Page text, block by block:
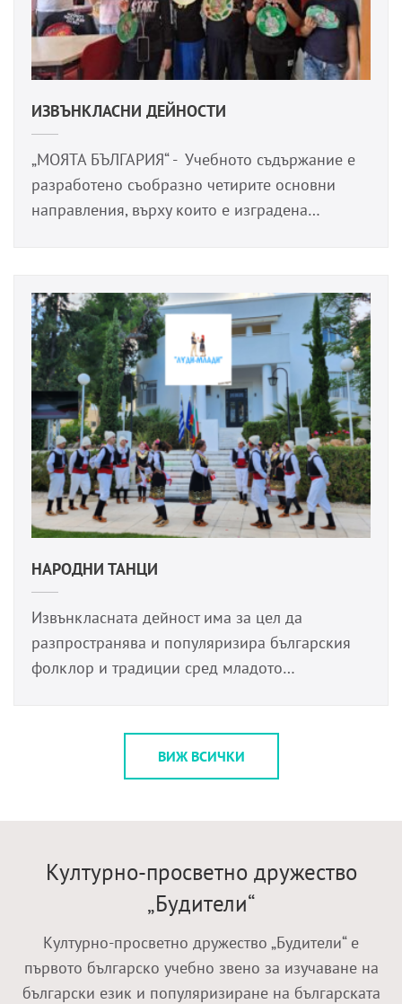
ИЗВЪНКЛАСНИ ДЕЙНОСТИ
„МОЯТА БЪЛГАРИЯ“ - Учебното съдържание е
разработено съобразно четирите основни
направления, върху които е изградена…
НАРОДНИ ТАНЦИ
Извънкласната дейност има за цел да
разпространява и популяризира българския
фолклор и традиции сред младото…
ВИЖ ВСИЧКИ
Културно-просветно дружество
„Будители“
Културно-просветно дружество „Будители“ е
първото българско учебно звено за изучаване на
български език и популяризиране на българската